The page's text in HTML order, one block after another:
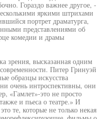
Гораздо важнее другое, -
яркими штрихами
портрет драматурга,
представлениями об
комедии и драмы
зрения, высказанная одним
Питер Гринуэй
образцы искусства
очень интроспективны, они
«Гамлет»-это не просто
и пьеса о театре.» И
те, которые не только некая